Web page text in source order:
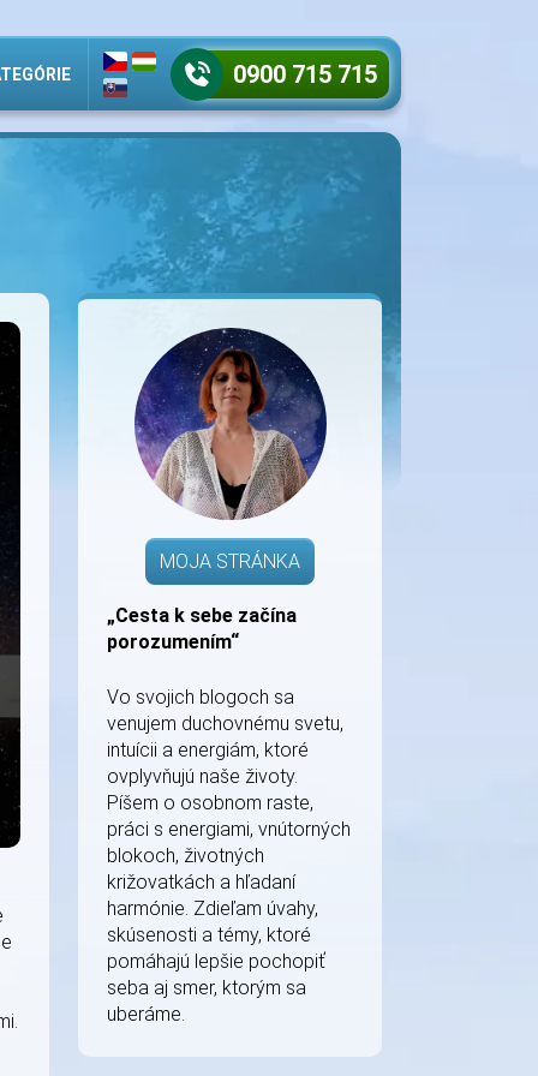
0900 715 715
MOJA STRÁNKA
„Cesta k sebe začína
porozumením“
Vo svojich blogoch sa
venujem duchovnému svetu,
intuícii a energiám, ktoré
ovplyvňujú naše životy.
Píšem o osobnom raste,
práci s energiami, vnútorných
blokoch, životných
križovatkách a hľadaní
harmónie. Zdieľam úvahy,
skúsenosti a témy, ktoré
pomáhajú lepšie pochopiť
seba aj smer, ktorým sa
uberáme.